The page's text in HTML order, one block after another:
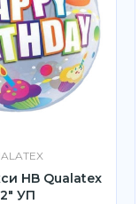
HB Qualatex
УП